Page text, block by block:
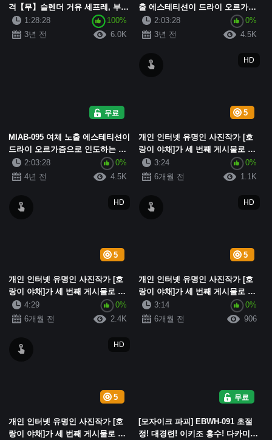
격【무】슬렌더 거유 세프레, 부르
면 바로 달려와 주는 반쪽짜리 초
미녀. 감도가 뛰어나서 몇 번이고
1:28:28
100%
3년 전
6.0K
출 에스테티션이 드라이 오르가즘
으로 인도하는 메스이키 역바니 미
사키 칸나
2:03:28
0%
3년 전
4.5K
무료
MIAB-095 여체 노출 에스테티션이
드라이 오르가즘으로 인도하는 메
스이키 역 버니 미사키 칸나
2:03:28
0%
4년 전
4.5K
5
HD
개인 인터넷 유명인 사진작가 [호
랑이 야채]가 세 번째 게시물로 돌
아왔습니다. 170cm의 키에 2000년
대 최고급 미녀 [샤오솽]의 검은 스
3:24
0%
6개월 전
1.1K
5
HD
개인 인터넷 유명인 사진작가 [호
랑이 야채]가 세 번째 게시물로 돌
아왔습니다. 170cm의 키에 2000년
대 최고급 미녀 [샤오솽]의 검은 스
4:29
0%
6개월 전
2.4K
5
HD
개인 인터넷 유명인 사진작가 [호
랑이 야채]가 세 번째 게시물로 돌
아왔습니다. 170cm의 키에 2000년
대 최고급 미녀 [샤오솽]의 검은 스
3:14
0%
6개월 전
906
5
HD
개인 인터넷 유명인 사진작가 [호
랑이 야채]가 세 번째 게시물로 돌
무료
[모자이크 파괴] EBWH-091 초절
정! 대경련! 이키조 홍수! 다카미네